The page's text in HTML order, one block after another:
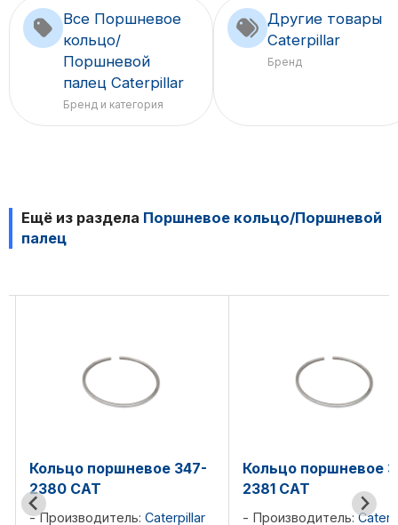
Все Поршневое
кольцо/
Поршневой
палец Caterpillar
Бренд и категория
Другие товары
Caterpillar
Бренд
Ещё из раздела Поршневое кольцо/Поршневой
палец
Кольцо поршневое 347-
2380 CAT
Производитель: Caterpillar
Кольцо поршневое
2381 CAT
Производитель: